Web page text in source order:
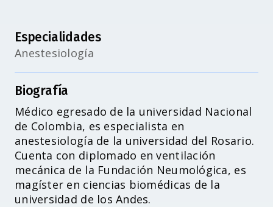
Especialidades
Anestesiología
Biografía
Médico egresado de la universidad Nacional
de Colombia, es especialista en
anestesiología de la universidad del Rosario.
Cuenta con diplomado en ventilación
mecánica de la Fundación Neumológica, es
magíster en ciencias biomédicas de la
universidad de los Andes.